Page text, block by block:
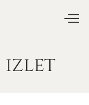
izlet